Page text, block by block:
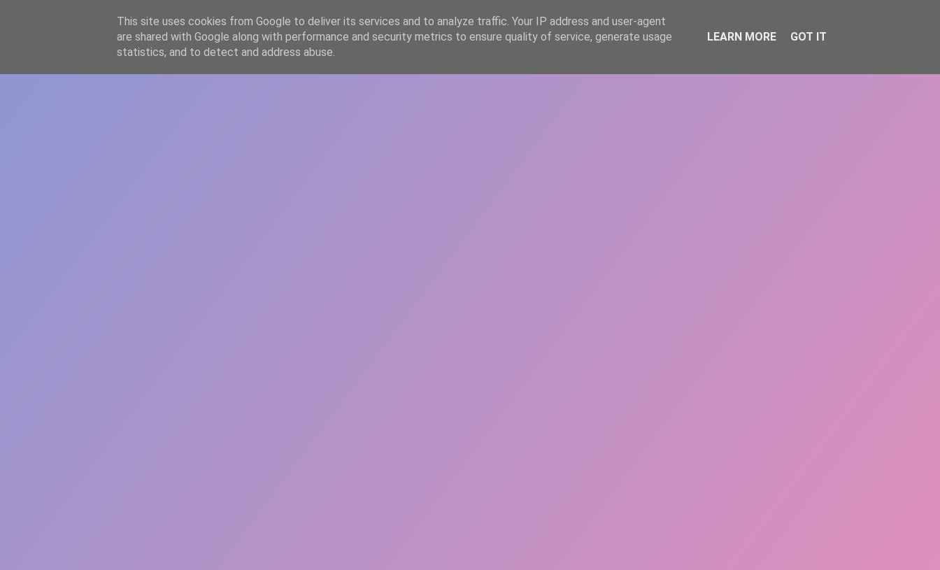
WWW.GAZISTI.RO HOME ARTICOLE DESPRE ECHIPĂ REPERE DONEAZĂ ARTICOLE CONTACT
This site uses cookies from Google to deliver its services and to analyze traffic. Your IP address and user-agent
are shared with Google along with performance and security metrics to ensure quality of service, generate usage
statistics, and to detect and address abuse.
LEARN MORE GOT IT